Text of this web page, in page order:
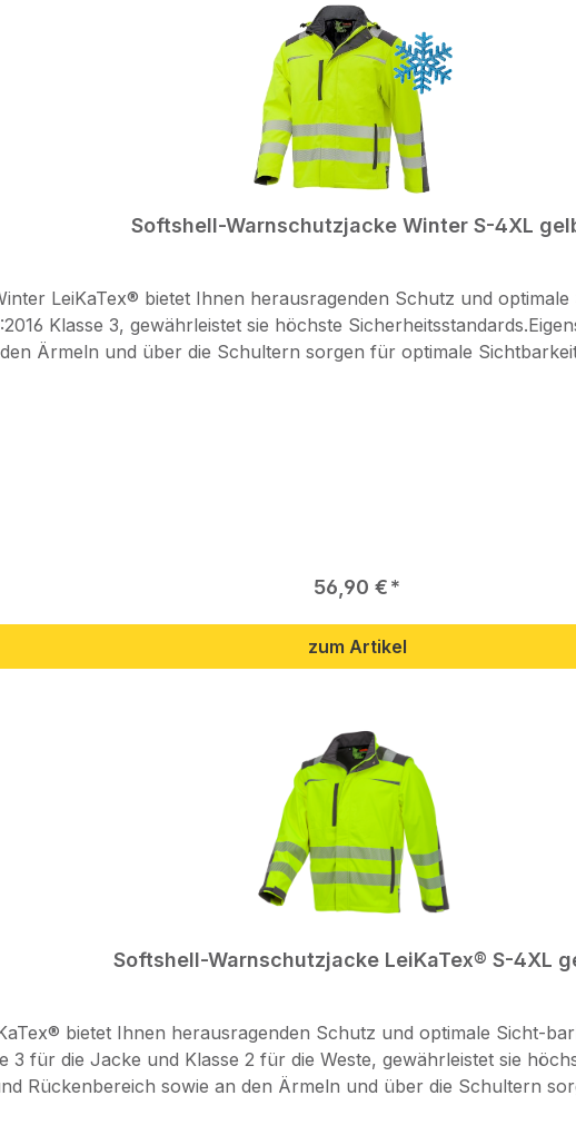
Softshell-Warnschutzjacke Winter S-4XL
LeiKaTex® bietet Ihnen herausragenden Schutz und
sie höchste Sicherheitsstandards.Eigenschaften: Hochwertige 5 cm Heat-Transfer-
und über die Schultern sorgen für optimale Sichtbarkeit bei allen
Regulärer Preis:
56,90 €
zum Artikel
Softshell-Warnschutzjacke LeiKaTex® S-4XL
bietet Ihnen herausragenden Schutz und optimale Sicht-
die Jacke und Klasse 2 für die Weste, gewährleistet sie höchste
Rückenbereich sowie an den Ärmeln und über die Schultern